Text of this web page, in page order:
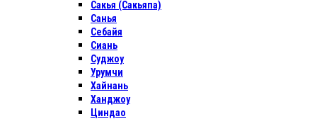
Сакья (Сакьяпа)
Санья
Себайя
Сиань
Суджоу
Урумчи
Хайнань
Ханджоу
Циндао